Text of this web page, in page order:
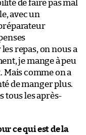
de faire pas mal
avec un
repas, on nous a
je mange à peu
Mais comme on a
de manger plus.
tous les après-
ce qui est de la